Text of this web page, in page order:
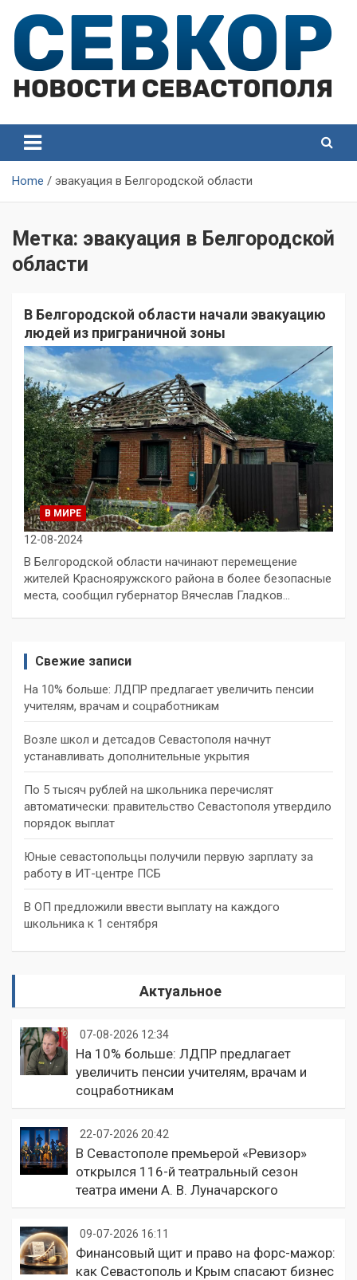
content
Севастополя
Севастополя
Home эвакуация в Белгородской области
Метка: эвакуация в Белгородской
области
В Белгородской области начали эвакуацию
людей из приграничной зоны
В МИРЕ
12-08-2024
В Белгородской области начинают перемещение
жителей Краснояружского района в более безопасные
места, сообщил губернатор Вячеслав Гладков…
Свежие записи
На 10% больше: ЛДПР предлагает увеличить пенсии
учителям, врачам и соцработникам
Возле школ и детсадов Севастополя начнут
устанавливать дополнительные укрытия
По 5 тысяч рублей на школьника перечислят
автоматически: правительство Севастополя утвердило
порядок выплат
Юные севастопольцы получили первую зарплату за
работу в ИТ-центре ПСБ
В ОП предложили ввести выплату на каждого
школьника к 1 сентября
Актуальное
07-08-2026 12:34
На 10% больше: ЛДПР предлагает
увеличить пенсии учителям, врачам и
соцработникам
22-07-2026 20:42
В Севастополе премьерой «Ревизор»
открылся 116-й театральный сезон
театра имени А. В. Луначарского
09-07-2026 16:11
Финансовый щит и право на форс-мажор:
как Севастополь и Крым спасают бизнес